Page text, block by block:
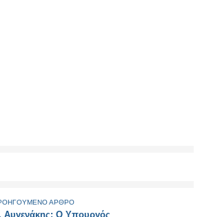
ΑΡΘΡΟ
Αυγενάκης: Ο Υπουργός